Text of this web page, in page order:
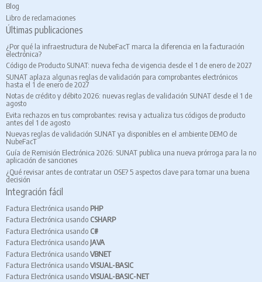
Blog
Libro de reclamaciones
Últimas publicaciones
¿Por qué la infraestructura de NubeFacT marca la diferencia en la facturación
electrónica?
Código de Producto SUNAT: nueva fecha de vigencia desde el 1 de enero de 2027
SUNAT aplaza algunas reglas de validación para comprobantes electrónicos
hasta el 1 de enero de 2027
Notas de crédito y débito 2026: nuevas reglas de validación SUNAT desde el 1 de
agosto
Evita rechazos en tus comprobantes: revisa y actualiza tus códigos de producto
antes del 1 de agosto
Nuevas reglas de validación SUNAT ya disponibles en el ambiente DEMO de
NubeFacT
Guía de Remisión Electrónica 2026: SUNAT publica una nueva prórroga para la no
aplicación de sanciones
¿Qué revisar antes de contratar un OSE? 5 aspectos clave para tomar una buena
decisión
Integración fácil
Factura Electrónica usando PHP
Factura Electrónica usando CSHARP
Factura Electrónica usando C#
Factura Electrónica usandoJAVA
Factura Electrónica usandoVBNET
Factura Electrónica usandoVISUAL-BASIC
Factura Electrónica usandoVISUAL-BASIC-NET